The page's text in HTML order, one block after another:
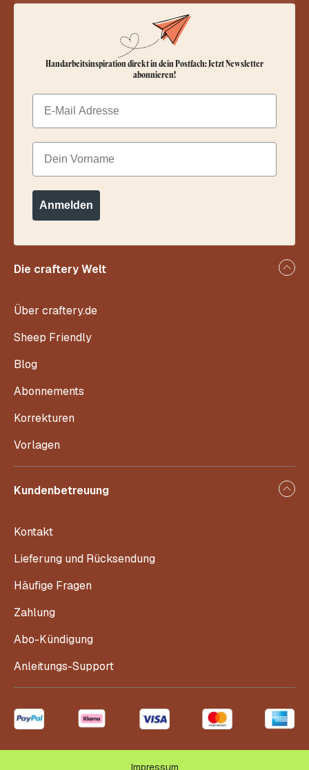
Die craftery Welt
Über craftery.de
Sheep Friendly
Blog
Abonnements
Korrekturen
Vorlagen
Kundenbetreuung
Kontakt
Lieferung und Rücksendung
Häufige Fragen
Zahlung
Abo-Kündigung
Anleitungs-Support
Handarbeitsinspiration direkt in dein Postfach: Jetzt Newsletter
abonnieren!
Email
Dein Vorname
Anmelden
Impressum